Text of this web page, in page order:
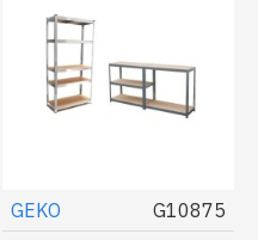
GEKO G10875